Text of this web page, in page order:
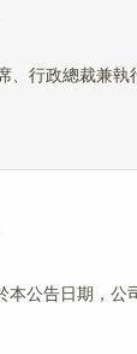
行政總裁兼
公告日期，